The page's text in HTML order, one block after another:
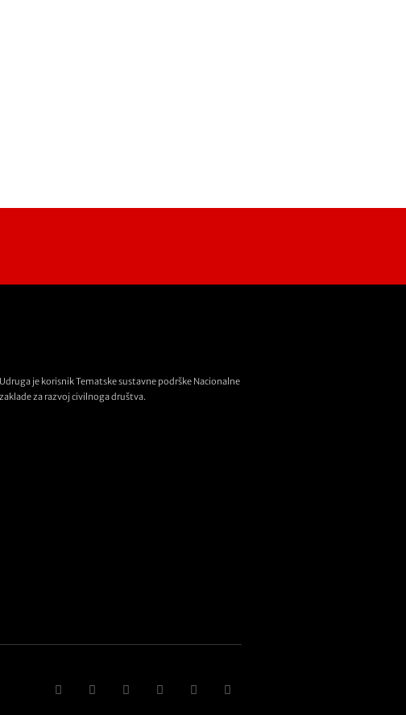
Udruga je korisnik Tematske sustavne podrške Nacionalne
zaklade za razvoj civilnoga društva.